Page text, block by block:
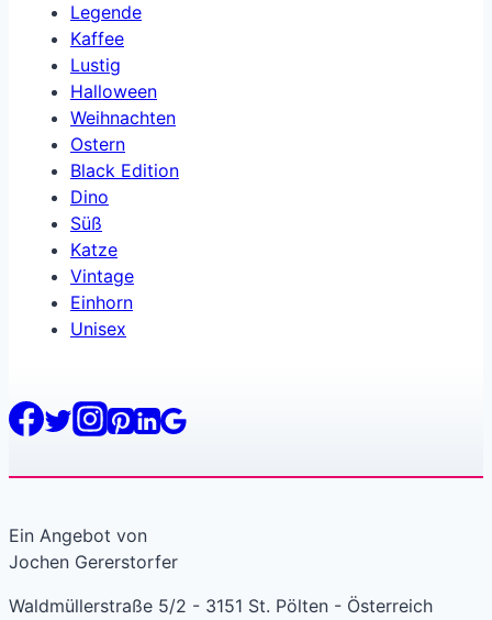
Legende
Kaffee
Lustig
Halloween
Weihnachten
Ostern
Black Edition
Dino
Süß
Katze
Vintage
Einhorn
Unisex
Ein Angebot von
Jochen Gererstorfer
Waldmüllerstraße 5/2 - 3151 St. Pölten - Österreich